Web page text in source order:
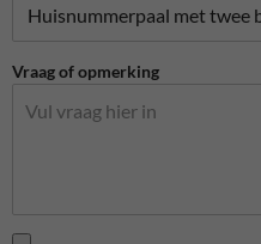
Vraag of opmerking